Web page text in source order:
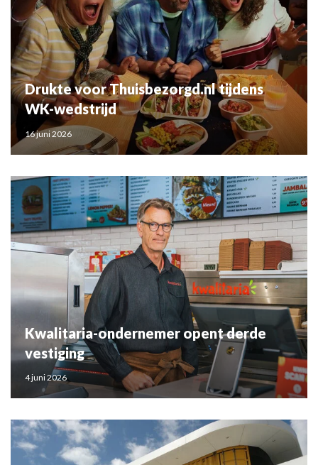
Drukte voor Thuisbezorgd.nl tijdens
WK-wedstrijd
16 juni 2026
Kwalitaria-ondernemer opent derde
vestiging
4 juni 2026